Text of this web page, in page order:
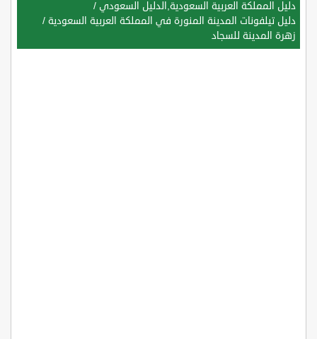
دليل المملكة العربية السعودية,الدليل السعودي /
دليل تيلفونات المدينة المنورة في المملكة العربية السعودية /
زهرة المدينة للسجاد